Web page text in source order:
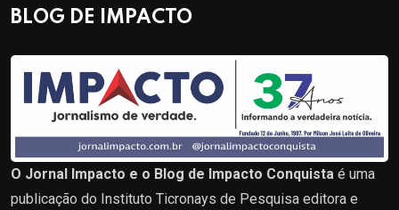
BLOG DE IMPACTO
O Jornal Impacto e o Blog de Impacto Conquista é uma
publicação do Instituto Ticronays de Pesquisa editora e